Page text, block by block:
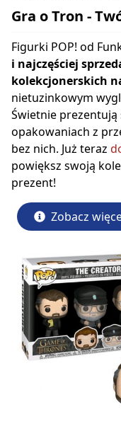
Gra o Tron -
Figurki POP! od
i najczęściej
kolekcjonerskich
nietuzinkowym
Świetnie
opakowaniach z
bez nich. Już teraz
powiększ swoją
prezent!
Zobacz